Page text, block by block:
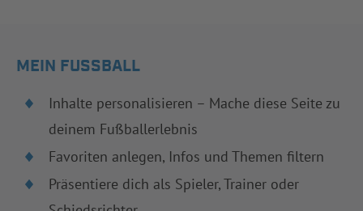
MEIN FUSSBALL
Inhalte personalisieren – Mache diese Seite zu
deinem Fußballerlebnis
Favoriten anlegen, Infos und Themen filtern
Präsentiere dich als Spieler, Trainer oder